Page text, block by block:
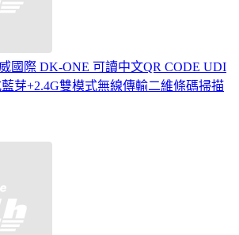
國際 DK-ONE 可讀中文QR CODE UDI
芽+2.4G雙模式無線傳輸二維條碼掃描